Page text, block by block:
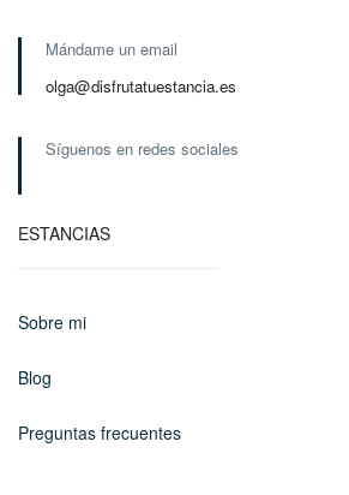
Mándame un email
olga@disfrutatuestancia.es
Síguenos en redes sociales
ESTANCIAS
Sobre mi
Blog
Preguntas frecuentes